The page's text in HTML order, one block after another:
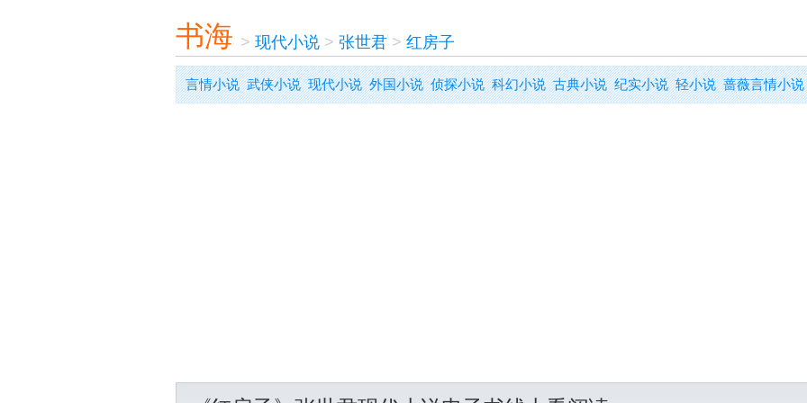
书海 > 现代小说> 张世君> 红房子
言情小说 武侠小说 现代小说 外国小说 侦探小说 科幻小说 古典小说 纪实小说 轻小说 蔷薇言情小说